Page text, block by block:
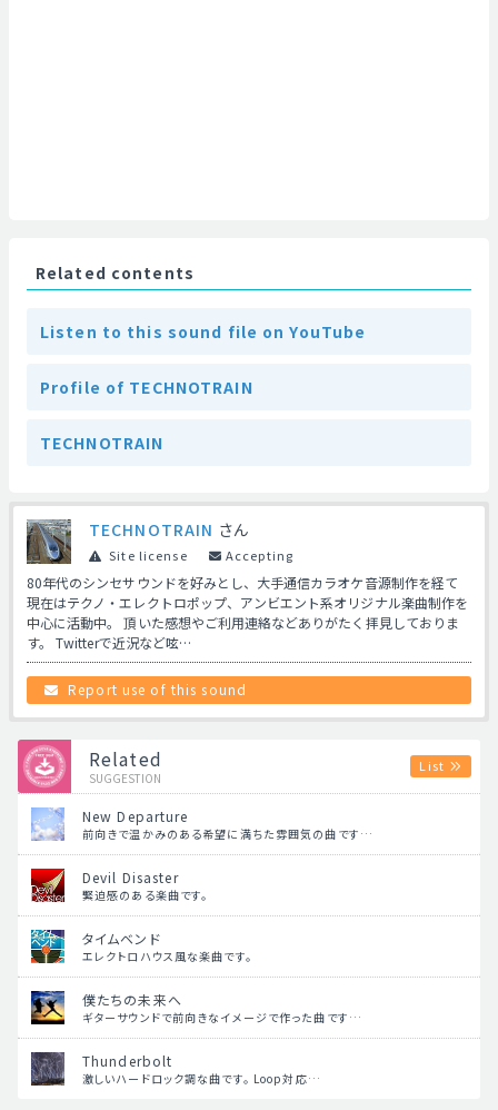
Related contents
Listen to this sound file on YouTube
Profile of TECHNOTRAIN
TECHNOTRAIN
TECHNOTRAIN さん
Site license Accepting
80年代のシンセサウンドを好みとし、大手通信カラオケ音源制作を経て
現在はテクノ・エレクトロポップ、アンビエント系オリジナル楽曲制作を
中心に活動中。 頂いた感想やご利用連絡などありがたく拝見しておりま
す。 Twitterで近況など呟…
Report use of this sound
Related
SUGGESTION
List
New Departure
前向きで温かみのある希望に満ちた雰囲気の曲です…
Devil Disaster
緊迫感のある楽曲です。
タイムベンド
エレクトロハウス風な楽曲です。
僕たちの未来へ
ギターサウンドで前向きなイメージで作った曲です…
Thunderbolt
激しいハードロック調な曲です。 Loop対応…